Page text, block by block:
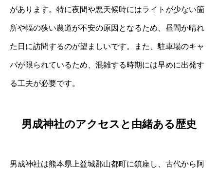
があります。特に夜間や悪天候時にはライトが少ない箇
所や幅の狭い農道が不安の原因となるため、昼間か晴れ
た日に訪問するのが望ましいです。また、駐車場のキャ
パが限られているため、混雑する時期には早めに出発す
る工夫が必要です。
男成神社のアクセスと由緒ある歴史
男成神社は熊本県上益城郡山都町に鎮座し、古代から阿